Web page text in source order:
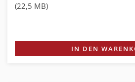
(22,5 MB)
IN DEN